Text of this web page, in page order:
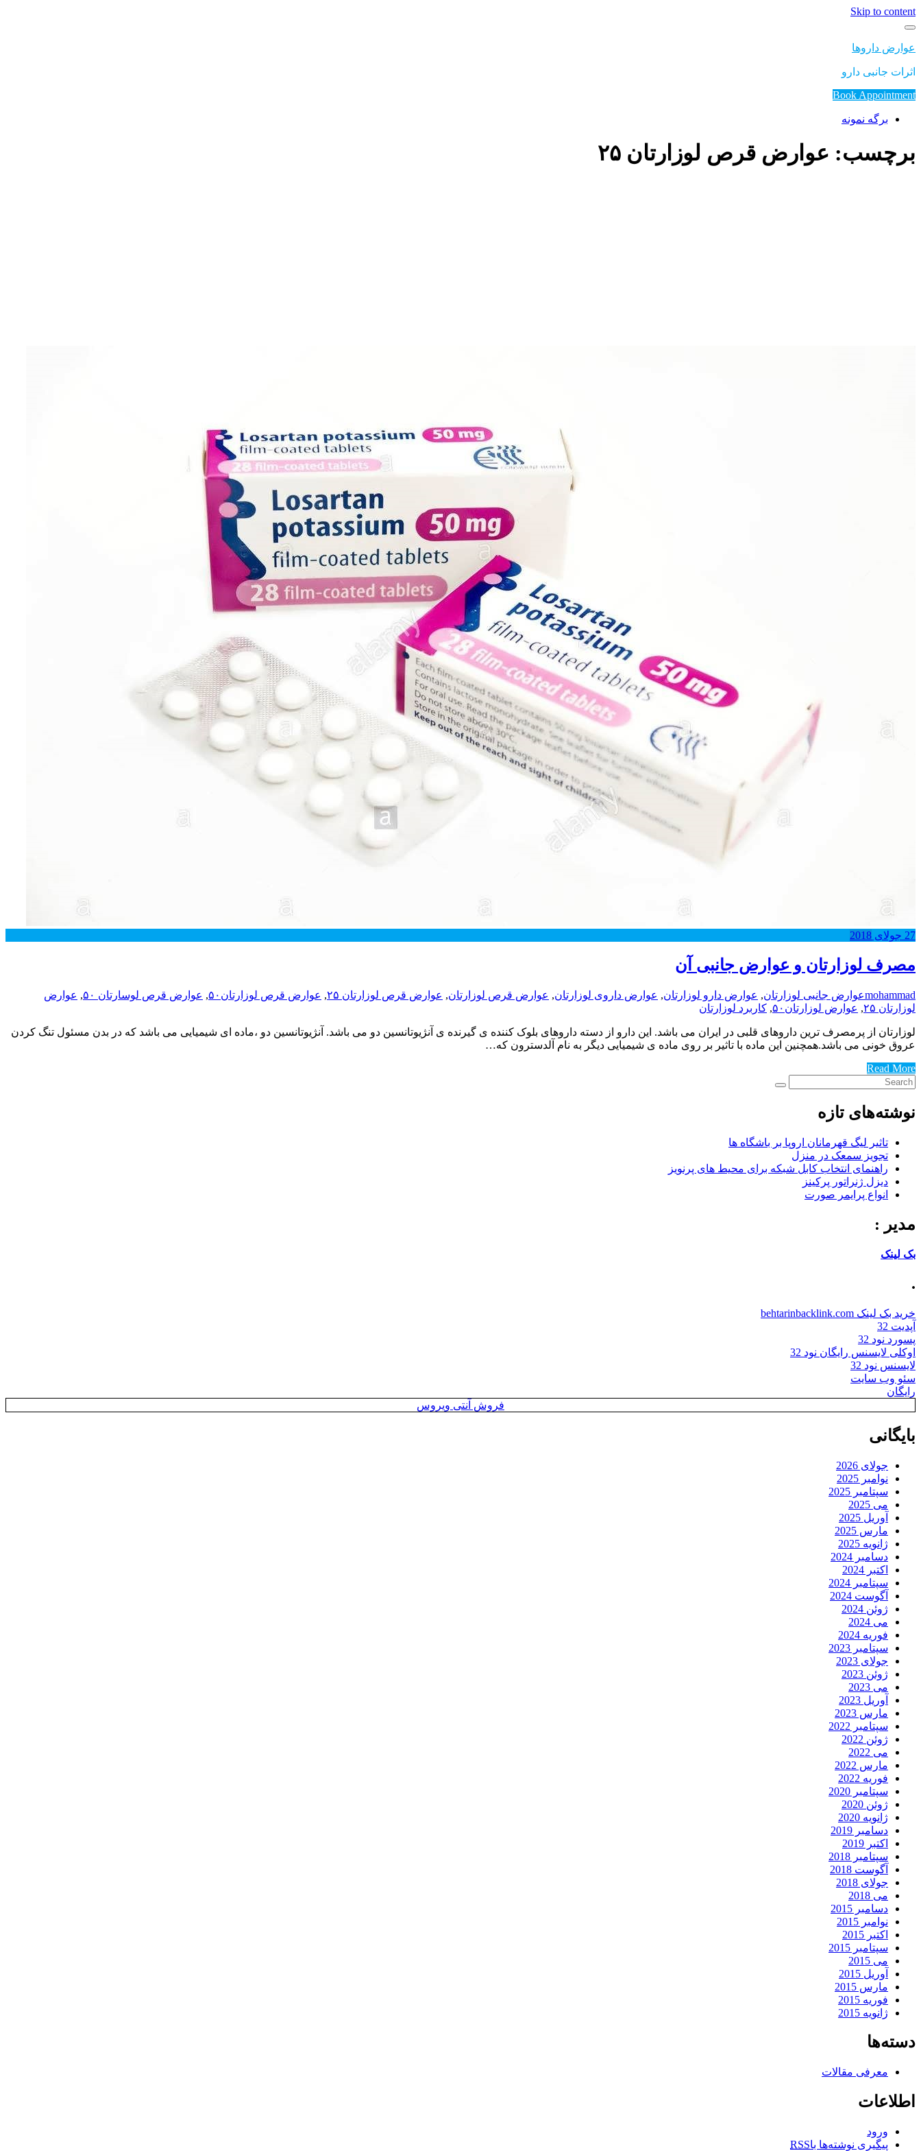
Skip to content
عوارض داروها
اثرات جانبی دارو
Book Appointment
برگه نمونه
برچسب: عوارض قرص لوزارتان ۲۵
27 جولای 2018
مصرف لوزارتان و عوارض جانبی آن
mohammadعوارض جانبی لوزارتان, عوارض دارو لوزارتان, عوارض داروی لوزارتان, عوارض قرص لوزارتان, عوارض قرص لوزارتان ۲۵ , عوارض قرص لوزارتان۵۰ , عوارض قرص لوسارتان ۵۰ , عوارض
لوزارتان ۲۵
, عوارض لوزارتان۵۰ , کاربرد لوزارتان
لوزارتان از پرمصرف ترین داروهای قلبی در ایران می باشد. این دارو از دسته داروهای بلوک کننده ی گیرنده ی آنژیوتانسین دو می باشد. آنژیوتانسین دو ،ماده ای شیمیایی می باشد که در بدن مسئول تنگ کردن
عروق خونی می باشد.همچنین این ماده با تاثیر بر روی ماده ی شیمیایی دیگر به نام آلدسترون که…
Read More
نوشته‌های تازه
تاثیر لیگ قهرمانان اروپا بر باشگاه ها
تجویز سمعک در منزل
راهنمای انتخاب کابل شبکه برای محیط های پرنویز
دیزل ژنراتور پرکینز
انواع پرایمر صورت
مدیر :
بک لینک
.
خرید بک لینک behtarinbacklink.com
آپدیت 32
پسورد نود 32
اوکلی لایسنس رایگان نود 32
لایسنس نود 32
سئو وب سایت
رایگان
فروش آنتی ویروس
بایگانی
جولای 2026
نوامبر 2025
سپتامبر 2025
می 2025
آوریل 2025
مارس 2025
ژانویه 2025
دسامبر 2024
اکتبر 2024
سپتامبر 2024
آگوست 2024
ژوئن 2024
می 2024
فوریه 2024
سپتامبر 2023
جولای 2023
ژوئن 2023
می 2023
آوریل 2023
مارس 2023
سپتامبر 2022
ژوئن 2022
می 2022
مارس 2022
فوریه 2022
سپتامبر 2020
ژوئن 2020
ژانویه 2020
دسامبر 2019
اکتبر 2019
سپتامبر 2018
آگوست 2018
جولای 2018
می 2018
دسامبر 2015
نوامبر 2015
اکتبر 2015
سپتامبر 2015
می 2015
آوریل 2015
مارس 2015
فوریه 2015
ژانویه 2015
دسته‌ها
معرفی مقالات
اطلاعات
ورود
پیگیری نوشته‌ها باRSS